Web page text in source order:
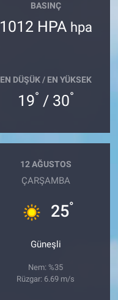
BASINÇ
1012 HPA hpa
EN DÜŞÜK / EN YÜKSEK
19° / 30°
12 AĞUSTOS
ÇARŞAMBA
25°
Güneşli
Nem: %35
Rüzgar: 6.69 m/s